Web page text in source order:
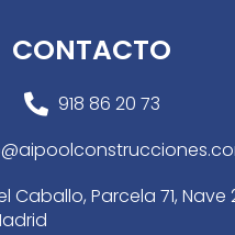
CONTACTO
 918 86 20 73
Caballo, Parcela 71, Nave